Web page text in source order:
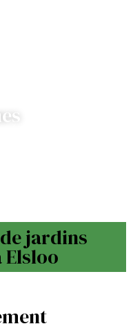
jardins